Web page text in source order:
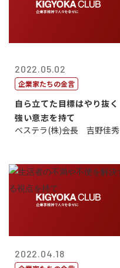
2022.05.02
企業家たちの金言
自ら立てた目標はやり抜く
強い意志を持て
ベステラ(株)会長 吉野佳秀
2022.04.18